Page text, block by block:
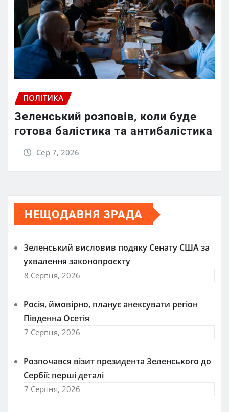
ПОЛІТИКА
Зеленський розповів, коли буде
готова балістика та антибалістика
Сер 7, 2026
НЕЩОДАВНЯ ЗРАДА
Зеленський висловив подяку Сенату США за
ухвалення законопроєкту
8 Серпня, 2026
Росія, ймовірно, планує анексувати регіон
Південна Осетія
7 Серпня, 2026
Розпочався візит президента Зеленського до
Сербії: перші деталі
7 Серпня, 2026